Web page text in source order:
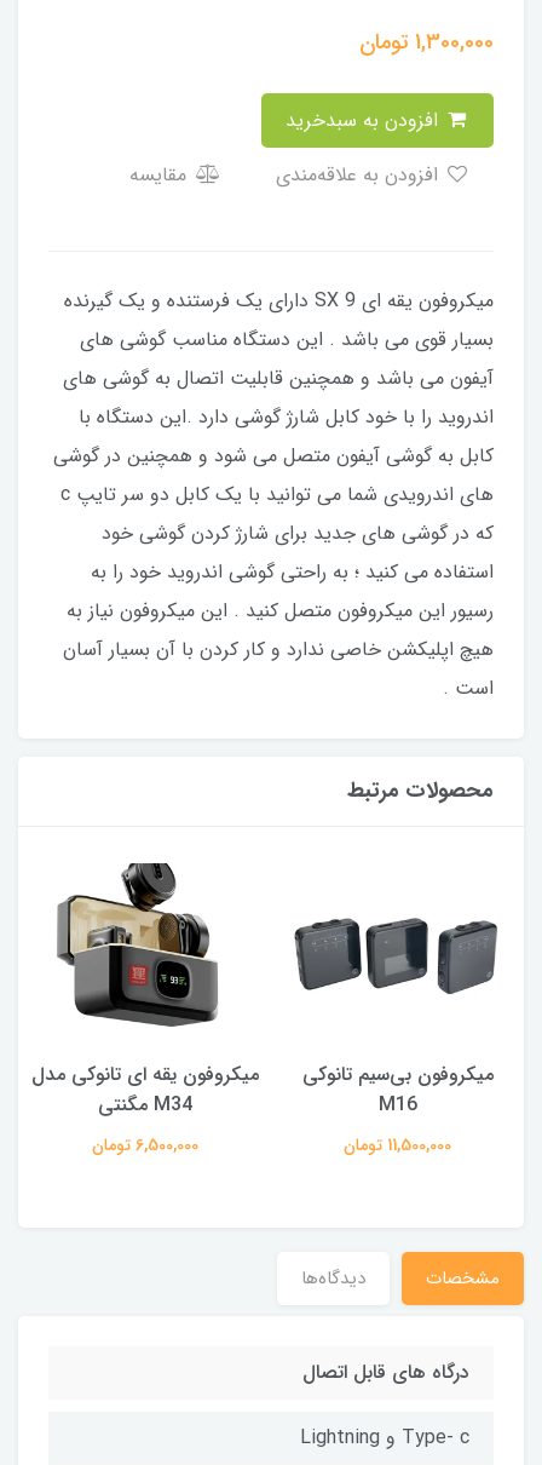
1,300,000تومان
مقایسه
​میکروفون یقه ای SX 9 دارای یک فرستنده و یک گیرنده
بسیار قوی می باشد . این دستگاه مناسب گوشی های
آیفون می باشد و همچنین قابلیت اتصال به گوشی های
اندروید را با خود کابل شارژ گوشی دارد .این دستگاه با
کابل به گوشی آیفون متصل می شود و همچنین در گوشی
های اندرویدی شما می توانید با یک کابل دو سر تایپ c
که در گوشی های جدید برای شارژ کردن گوشی خود
استفاده می کنید ؛ به راحتی گوشی اندروید خود را به
رسیور این میکروفون متصل کنید . این میکروفون نیاز به
هیچ اپلیکشن خاصی ندارد و کار کردن با آن بسیار آسان
است .​
محصولات مرتبط
میکروفون بی‌سیم تانوکی
M16
11,500,000 تومان
میکروفون یقه ای تانوکی مدل
M34 مگنتی
6,500,000 تومان
مشخصات دیدگاه‌ها
درگاه های قابل اتصال
Type- c و Lightning